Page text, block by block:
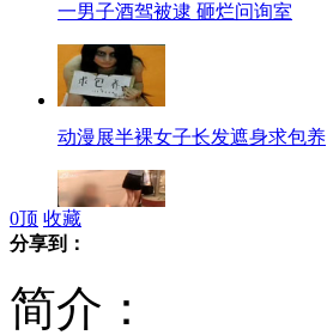
一男子酒驾被逮 砸烂问询室
动漫展半裸女子长发遮身求包养
0顶 收藏
分享到：
简介：